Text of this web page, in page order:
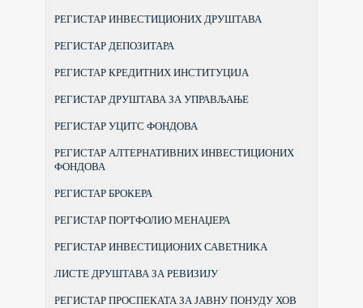
РЕГИСТАР ИНВЕСТИЦИОНИХ ДРУШТАВА
РЕГИСТАР ДЕПОЗИТАРА
РЕГИСТАР КРЕДИТНИХ ИНСТИТУЦИЈА
РЕГИСТАР ДРУШТАВА ЗА УПРАВЉАЊЕ
РЕГИСТАР УЦИТС ФОНДОВА
РЕГИСТАР АЛТЕРНАТИВНИХ ИНВЕСТИЦИОНИХ
ФОНДОВА
РЕГИСТАР БРОКЕРА
РЕГИСТАР ПОРТФОЛИО МЕНАЏЕРА
РЕГИСТАР ИНВЕСТИЦИОНИХ САВЕТНИКА
ЛИСТЕ ДРУШТАВА ЗА РЕВИЗИЈУ
РЕГИСТАР ПРОСПЕКАТА ЗА ЈАВНУ ПОНУДУ ХОВ